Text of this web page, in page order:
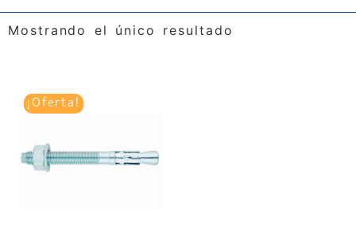
Mostrando el único resultado
¡Oferta!